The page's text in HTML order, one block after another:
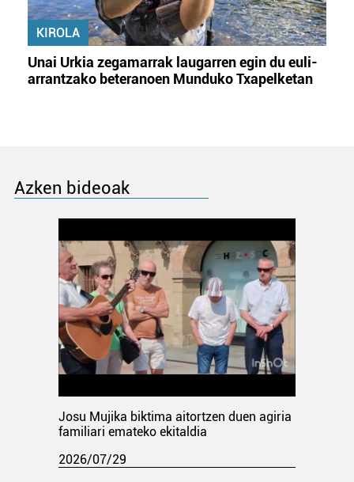
KIROLA
Unai Urkia zegamarrak laugarren egin du euli-
arrantzako beteranoen Munduko Txapelketan
Azken bideoak
Josu Mujika biktima aitortzen duen agiria
familiari emateko ekitaldia
2026/07/29